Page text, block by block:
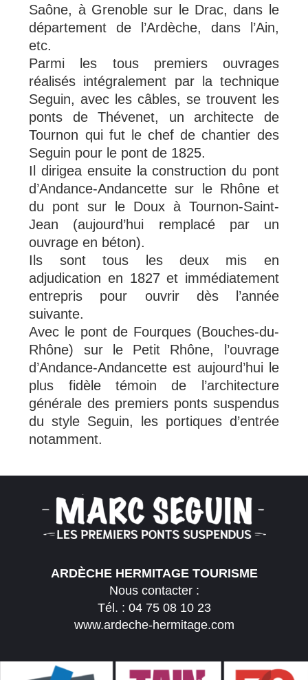
Saône, à Grenoble sur le Drac, dans le
département de l’Ardèche, dans l’Ain,
etc.
Parmi les tous premiers ouvrages
réalisés intégralement par la technique
Seguin, avec les câbles, se trouvent les
ponts de Thévenet, un architecte de
Tournon qui fut le chef de chantier des
Seguin pour le pont de 1825.
Il dirigea ensuite la construction du pont
d’Andance-Andancette sur le Rhône et
du pont sur le Doux à Tournon-Saint-
Jean (aujourd’hui remplacé par un
ouvrage en béton).
Ils sont tous les deux mis en
adjudication en 1827 et immédiatement
entrepris pour ouvrir dès l’année
suivante.
Avec le pont de Fourques (Bouches-du-
Rhône) sur le Petit Rhône, l’ouvrage
d’Andance-Andancette est aujourd’hui le
plus fidèle témoin de l’architecture
générale des premiers ponts suspendus
du style Seguin, les portiques d’entrée
notamment.
ARDÈCHE HERMITAGE TOURISME
Nous contacter :
Tél. : 04 75 08 10 23
www.ardeche-hermitage.com